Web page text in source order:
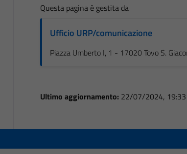
Questa pagina è gestita da
Ufficio URP/comunicazione
Piazza Umberto I, 1 - 17020 Tovo S.
Ultimo aggiornamento: 22/07/2024, 19:33